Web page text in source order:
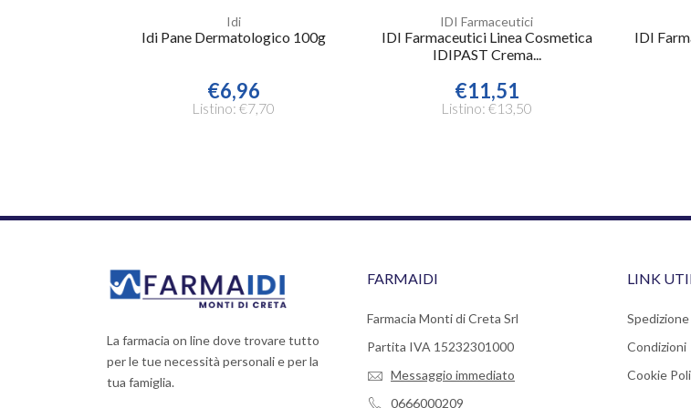
Idi
Idi Pane Dermatologico 100g
€6,96
Listino: €7,70
IDI Farmaceutici
IDI Farmaceutici Linea Cosmetica
IDIPAST Crema...
€11,51
Listino: €13,50
IDI
La farmacia on line dove trovare tutto
per le tue necessità personali e per la
tua famiglia.
FARMAIDI
Farmacia Monti di Creta Srl
Partita IVA 15232301000
Messaggio immediato
0666000209
LINK
Spedizione
Condizioni
Cookie